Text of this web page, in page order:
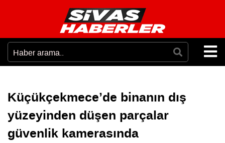
Küçükçekmece’de binanın dış
yüzeyinden düşen parçalar
güvenlik kamerasında